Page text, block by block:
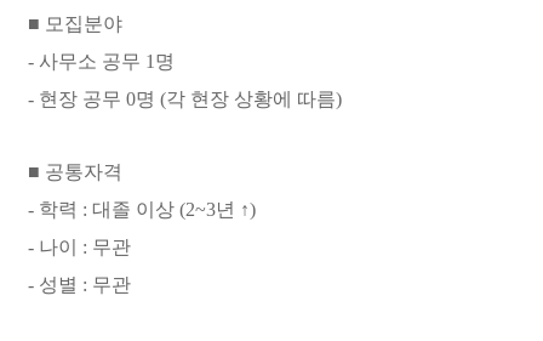
■ 모집분야
- 사무소 공무 1명
- 현장 공무 0명 (각 현장 상황에 따름)
■ 공통자격
- 학력 : 대졸 이상 (2~3년 ↑)
- 나이 : 무관
- 성별 : 무관